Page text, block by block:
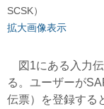
SCSK）
拡大画像表示
図1にある入力伝
る。ユーザーが
伝票）を登録する